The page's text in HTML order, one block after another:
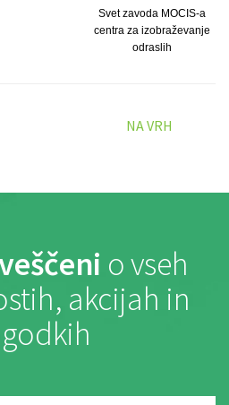
Svet zavoda MOCIS-a
centra za izobraževanje
odraslih
NA VRH
o vseh
akcijah in